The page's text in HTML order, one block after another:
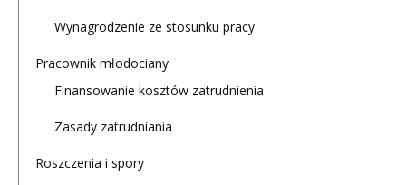
Wynagrodzenie ze stosunku pracy
Pracownik młodociany
Finansowanie kosztów zatrudnienia
Zasady zatrudniania
Roszczenia i spory